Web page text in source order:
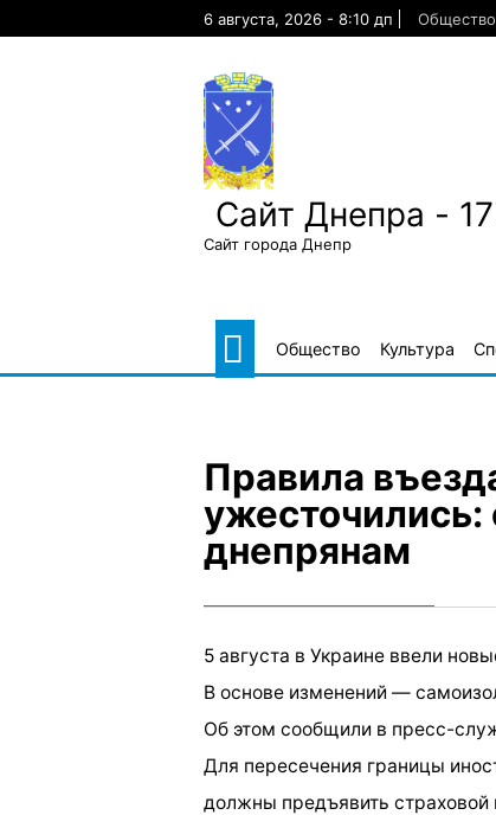
6 августа, 2026 - 8:10 дп Общество
Сайт Днепра -
Сайт города Днепр
Общество Культура
Правила
ужесточились:
днепрянам
5 августа в Украине ввели
В основе изменений —
Об этом сообщили в пресс-
Для пересечения границы
должны предъявить страховой